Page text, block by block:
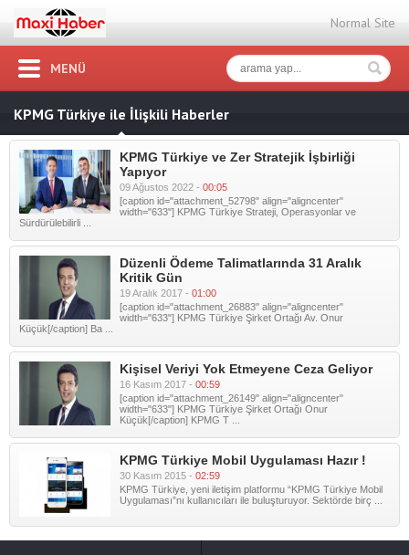
Normal Site
MENÜ
KPMG Türkiye ile İlişkili Haberler
KPMG Türkiye ve Zer Stratejik İşbirliği
Yapıyor
09 Ağustos 2022 - 00:05
[caption id="attachment_52798" align="aligncenter"
width="633"] KPMG Türkiye Strateji, Operasyonlar ve
Sürdürülebilirli ...
Düzenli Ödeme Talimatlarında 31 Aralık
Kritik Gün
19 Aralık 2017 - 01:00
[caption id="attachment_26883" align="aligncenter"
width="633"] KPMG Türkiye Şirket Ortağı Av. Onur
Küçük[/caption] Ba ...
Kişisel Veriyi Yok Etmeyene Ceza Geliyor
16 Kasım 2017 - 00:59
[caption id="attachment_26149" align="aligncenter"
width="633"] KPMG Türkiye Şirket Ortağı Onur
Küçük[/caption] KPMG T ...
KPMG Türkiye Mobil Uygulaması Hazır !
30 Kasım 2015 - 02:59
KPMG Türkiye, yeni iletişim platformu “KPMG Türkiye Mobil
Uygulaması”nı kullanıcıları ile buluşturuyor. Sektörde birç ...